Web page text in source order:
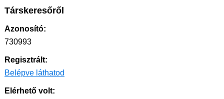
Társkeresőről
Azonosító:
730993
Regisztrált:
Belépve láthatod
Elérhető volt: